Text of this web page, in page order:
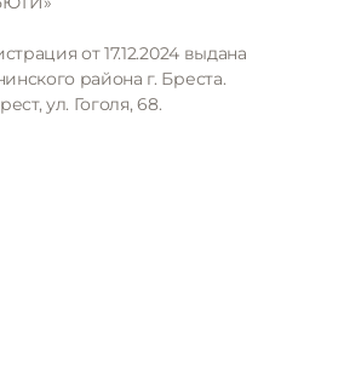
от 17.12.2024 выдана
района г. Бреста.
ул. Гоголя, 68.